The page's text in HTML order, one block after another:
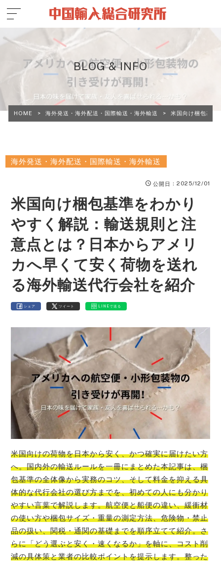
BLOG & INFO
HOME > 海外発送・海外配送・国際輸送・海外輸送 > 米国向け梱包基準
海外発送・海外配送・国際輸送・海外輸送
公開日 ：2025/12/01
米国向け梱包基準をわかり
やすく解説：輸送規則と注
意点とは？日本からアメリ
カへ早くて安く荷物を送れ
る海外輸送代行会社を紹介
シェア ツイート LINEで送る
米国向けの荷物を日本から安く、かつ確実に届けたい方
へ。国内外の輸送ルールを一冊にまとめた本記事は、梱
包基準の全体像から実務のコツ、そして料金を抑える具
体的な代行会社の選び方までを、初めての人にも分かり
やすい言葉で解説します。航空便と船便の違い、緩衝材
の使い方や梱包サイズ・重量の測定方法、危険物・禁止
品の扱い、関税・通関の基礎までを順序立てて紹介。さ
らに「どう選ぶと安く・速くなるか」を軸に、コスト削
減の具体策と業者の比較ポイントを提示します。整った